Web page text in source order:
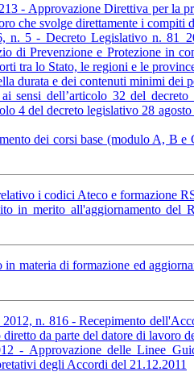
- Approvazione Direttiva per la
che svolge direttamente i compiti
n. 5 - Decreto Legislativo n.
di Prevenzione e Protezione in
tra lo Stato, le regioni e le
durata e dei contenuti minimi dei
sensi dell’articolo 32 del
4 del decreto legislativo 28
dei corsi base (modulo A, B e
i codici Ateco e formazione
in merito all'aggiornamento del
materia di formazione ed
n. 816 - Recepimento
da parte del datore di lavoro
- Approvazione delle Linee
degli Accordi del 21.12.2011